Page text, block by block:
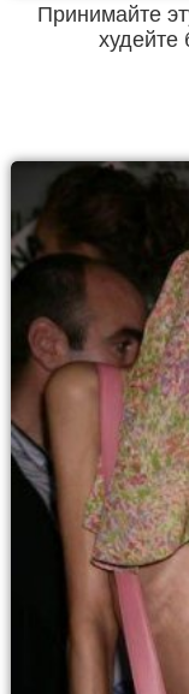
Принимайте
худейте